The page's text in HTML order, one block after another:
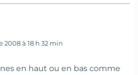
2008 à 18 h 32 min
en haut ou en bas comme